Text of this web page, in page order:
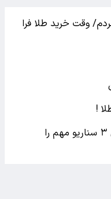
وقت خرید طلا فرا
!
آینده ارز و طلا در پسامذاکرات / این ۳ سناریو مهم را